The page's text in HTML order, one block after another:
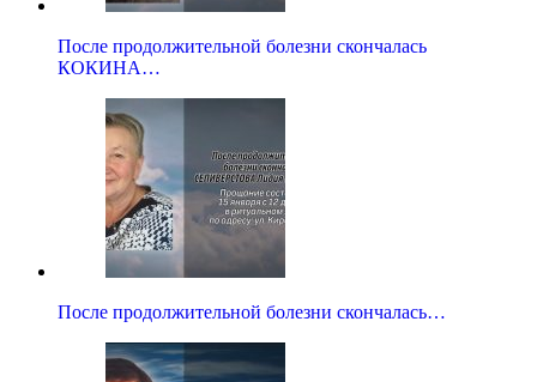
После продолжительной болезни скончалась
КОКИНА…
После продолжительной болезни скончалась…